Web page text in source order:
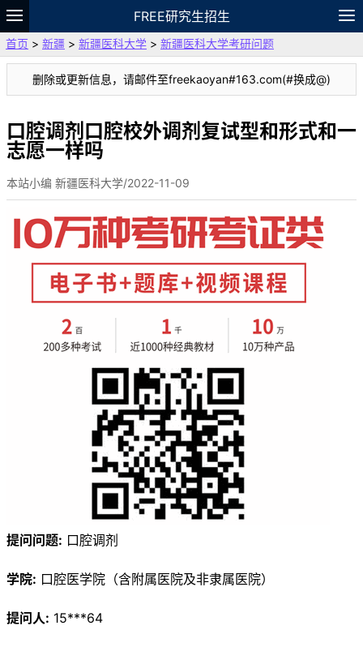
FREE研究生招生
题库
故事 专题 APP 笔记
论坛
VIP
资料
首页 > 新疆 > 新疆医科大学 > 新疆医科大学考研问题
删除或更新信息，请邮件至freekaoyan#163.com(#换成@)
口腔调剂口腔校外调剂复试型和形式和一
志愿一样吗
本站小编 新疆医科大学/2022-11-09
提问问题: 口腔调剂
学院: 口腔医学院（含附属医院及非隶属医院）
提问人: 15***64